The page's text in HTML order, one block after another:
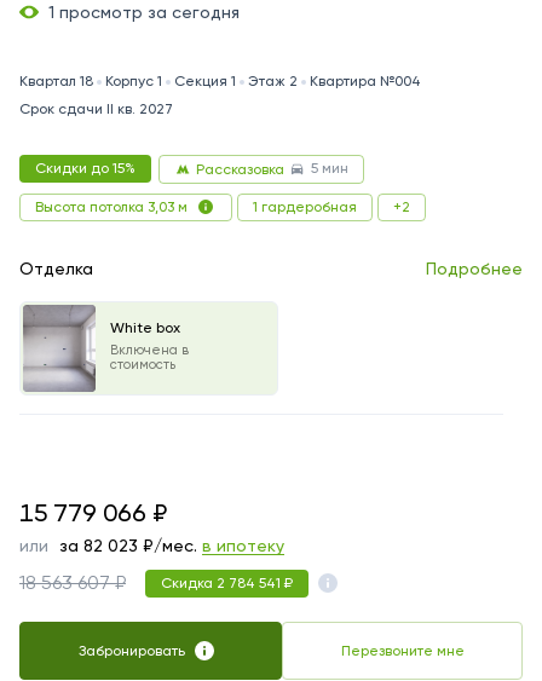
1 просмотр за сегодня
Квартал 18 Корпус 1 Секция 1 Этаж 2
Квартира №004
Срок сдачи II кв. 2027
Скидки до 15% Рассказовка 5 мин
Высота потолка 3,03 м 1 гардеробная +2
Отделка Подробнее
White box
Включена в
стоимость
15779066
15 779 066 ₽
или за 82 023 ₽/мес. в ипотеку
18 563 607 ₽ Скидка 2 784 541 ₽
Забронировать Перезвоните мне